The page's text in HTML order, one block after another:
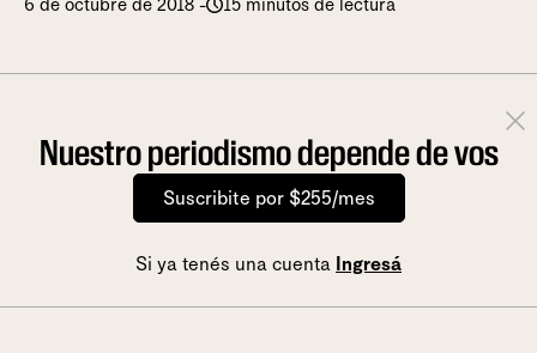
6 de octubre de 2018 - 15 minutos de lectura
Nuestro periodismo depende de vos
Suscribite por $255/mes
Si ya tenés una cuenta Ingresá